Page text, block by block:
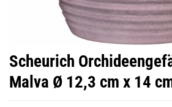
Scheurich
Malva Ø 12,3 cm x 14